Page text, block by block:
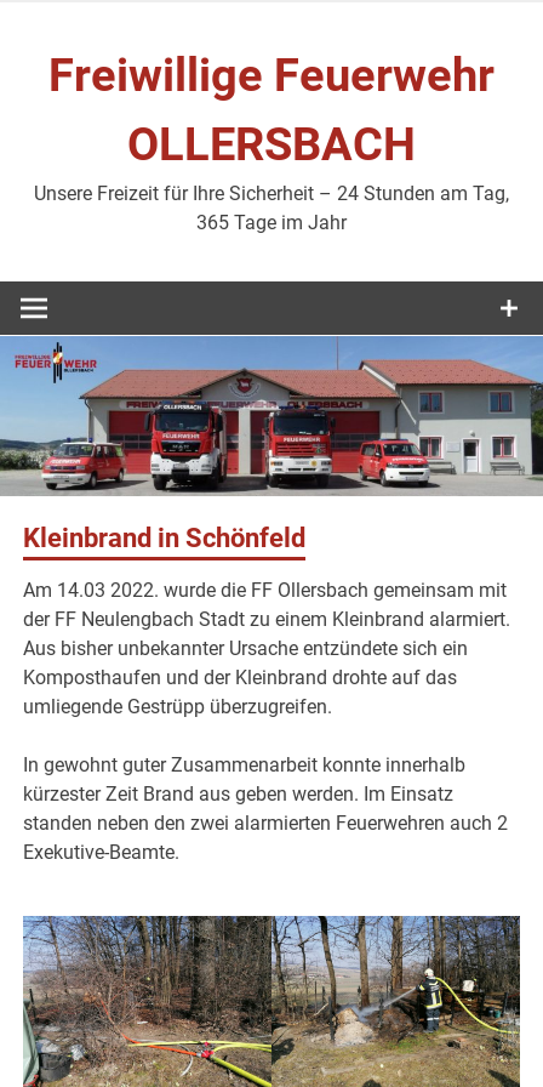
springenFreiwillige Feuerwehr
OLLERSBACH
Unsere Freizeit für Ihre Sicherheit – 24 Stunden am Tag,
365 Tage im Jahr
Kleinbrand in Schönfeld
Am 14.03 2022. wurde die FF Ollersbach gemeinsam mit
der FF Neulengbach Stadt zu einem Kleinbrand alarmiert.
Aus bisher unbekannter Ursache entzündete sich ein
Komposthaufen und der Kleinbrand drohte auf das
umliegende Gestrüpp überzugreifen.
In gewohnt guter Zusammenarbeit konnte innerhalb
kürzester Zeit Brand aus geben werden. Im Einsatz
standen neben den zwei alarmierten Feuerwehren auch 2
Exekutive-Beamte.